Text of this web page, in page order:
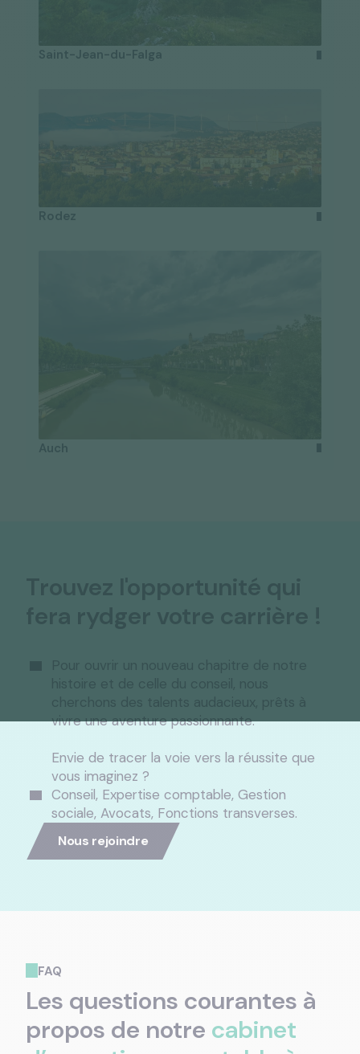
Saint-Jean-du-Falga
Rodez
Auch
Trouvez l'opportunité qui
fera rydger votre carrière !
Pour ouvrir un nouveau chapitre de notre
histoire et de celle du conseil, nous
cherchons des talents audacieux, prêts à
vivre une aventure passionnante.
Envie de tracer la voie vers la réussite que
vous imaginez ?
Conseil, Expertise comptable, Gestion
sociale, Avocats, Fonctions transverses.
Nous rejoindre
FAQ
Les questions courantes à
propos de notre cabinet